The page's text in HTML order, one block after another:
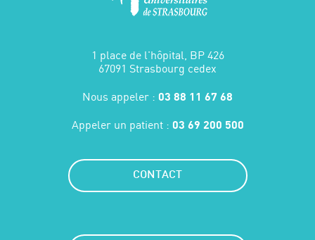
1 place de l'hôpital, BP 426
67091 Strasbourg cedex
Nous appeler : 03 88 11 67 68
Appeler un patient : 03 69 200 500
CONTACT